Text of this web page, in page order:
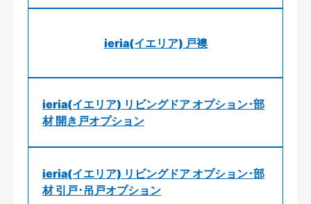
ieria(イエリア) 戸襖
ieria(イエリア) リビングドア オプション･部
材 開き戸オプション
ieria(イエリア) リビングドア オプション･部
材 引戸･吊戸オプション